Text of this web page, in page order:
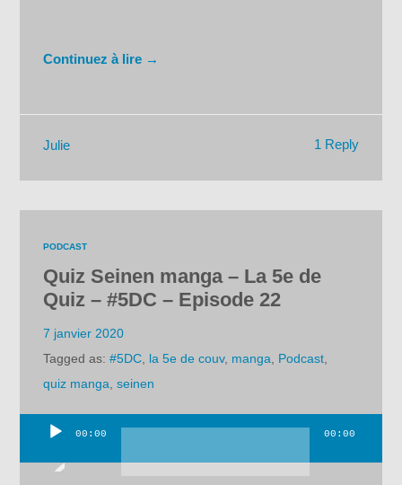
Continuez à lire →
1 Reply
Julie
PODCAST
Quiz Seinen manga – La 5e de
Quiz – #5DC – Episode 22
7 janvier 2020
Tagged as:#5DC la 5e de couv, manga Podcast
quiz manga ,seinen
00:00 00:00